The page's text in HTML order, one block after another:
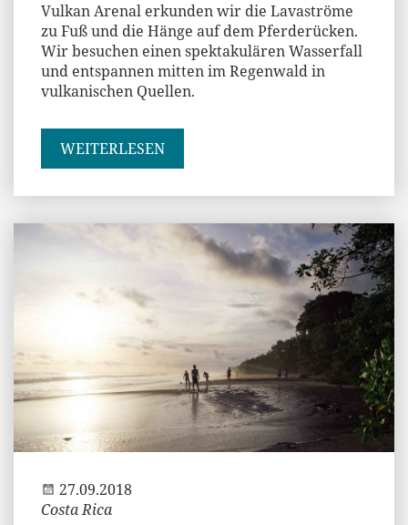
Vulkan Arenal erkunden wir die Lavaströme
zu Fuß und die Hänge auf dem Pferderücken.
Wir besuchen einen spektakulären Wasserfall
und entspannen mitten im Regenwald in
vulkanischen Quellen.
WEITERLESEN
Jenny
27.09.2018
Costa Rica